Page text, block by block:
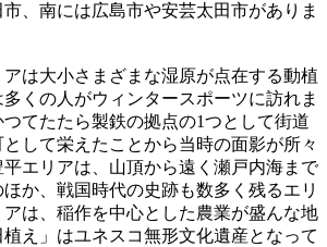
、南には広島市や安芸太田市がありま
は大小さまざまな湿原が点在する動植
くの人がウィンタースポーツに訪れま
てたたら製鉄の拠点の1つとして街道
して栄えたことから当時の面影が所々
エリアは、山頂から遠く瀬戸内海まで
か、戦国時代の史跡も数多く残るエリ
は、稲作を中心とした農業が盛んな地
え」はユネスコ無形文化遺産となって